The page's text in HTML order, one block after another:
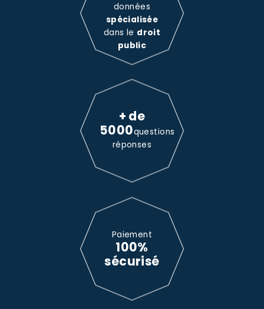
données
spécialisée
dans le droit
public
+ de
5000questions
réponses
Paiement
100%
sécurisé